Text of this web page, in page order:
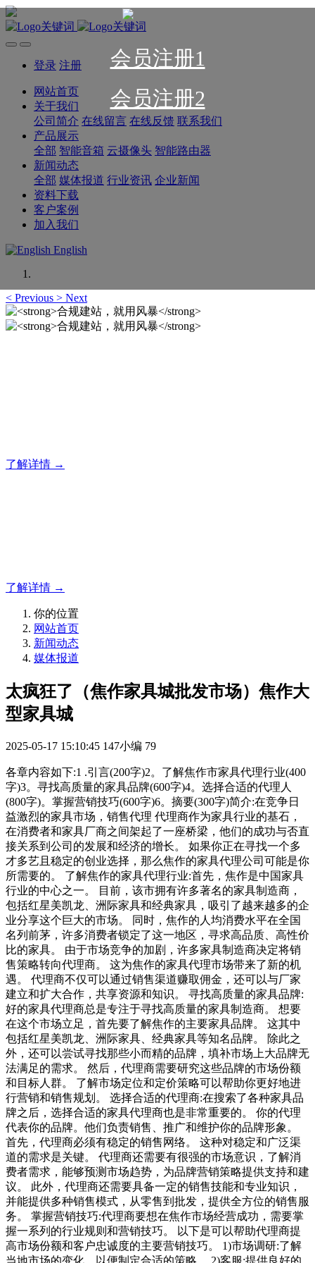
会员注册1
会员注册2
登录 注册
网站首页
关于我们
公司简介 在线留言 在线反馈 联系我们
产品展示
全部 智能音箱 云摄像头 智能路由器
新闻动态
全部 媒体报道 行业资讯 企业新闻
资料下载
客户案例
加入我们
English
< Previous > Next
了解详情 →
了解详情 →
你的位置
网站首页
新闻动态
媒体报道
太疯狂了（焦作家具城批发市场）焦作大
型家具城
2025-05-17 15:10:45 147小编 79
各章内容如下:1 .引言(200字)2。了解焦作市家具代理行业(400
字)3。寻找高质量的家具品牌(600字)4。选择合适的代理人
(800字)。掌握营销技巧(600字)6。摘要(300字)简介:在竞争日
益激烈的家具市场，销售代理 代理商作为家具行业的基石，
在消费者和家具厂商之间架起了一座桥梁，他们的成功与否直
接关系到公司的发展和经济的增长。 如果你正在寻找一个多
才多艺且稳定的创业选择，那么焦作的家具代理公司可能是你
所需要的。 了解焦作的家具代理行业:首先，焦作是中国家具
行业的中心之一。 目前，该市拥有许多著名的家具制造商，
包括红星美凯龙、洲际家具和经典家具，吸引了越来越多的企
业分享这个巨大的市场。 同时，焦作的人均消费水平在全国
名列前茅，许多消费者锁定了这一地区，寻求高品质、高性价
比的家具。 由于市场竞争的加剧，许多家具制造商决定将销
售策略转向代理商。 这为焦作的家具代理市场带来了新的机
遇。 代理商不仅可以通过销售渠道赚取佣金，还可以与厂家
建立和扩大合作，共享资源和知识。 寻找高质量的家具品牌:
好的家具代理商总是专注于寻找高质量的家具制造商。 想要
在这个市场立足，首先要了解焦作的主要家具品牌。 这其中
包括红星美凯龙、洲际家具、经典家具等知名品牌。 除此之
外，还可以尝试寻找那些小而精的品牌，填补市场上大品牌无
法满足的需求。 然后，代理商需要研究这些品牌的市场份额
和目标人群。 了解市场定位和定价策略可以帮助你更好地进
行营销和销售规划。 选择合适的代理商:在搜索了各种家具品
牌之后，选择合适的家具代理商也是非常重要的。 你的代理
代表你的品牌。他们负责销售、推广和维护你的品牌形象。
首先，代理商必须有稳定的销售网络。 这种对稳定和广泛渠
道的需求是关键。 代理商还需要有很强的市场意识，了解消
费者需求，能够预测市场趋势，为品牌营销策略提供支持和建
议。 此外，代理商还需要具备一定的销售技能和专业知识，
并能提供多种销售模式，从零售到批发，提供全方位的销售服
务。 掌握营销技巧:代理商要想在焦作市场经营成功，需要掌
握一系列的行业规则和营销技巧。 以下是可以帮助代理商提
高市场份额和客户忠诚度的主要营销技巧。 1)市场调研:了解
当地市场的变化，以便制定合适的策略。 2)客服:提供良好的